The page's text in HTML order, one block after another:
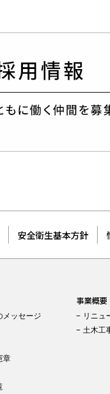
安全衛生基本方針
メッセージ
章
事業概要
リニュ
土木工